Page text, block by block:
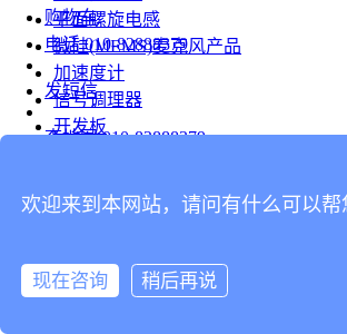
平面螺旋电感
微硅(MEMS)麦克风产品
加速度计
信号调理器
开发板
台式仪表
连接器
购物车
电话 010-82888379
发短信
查地图 010-82888379
分享
欢迎来到本网站，请问有什么可以帮
现在咨询 稍后再说